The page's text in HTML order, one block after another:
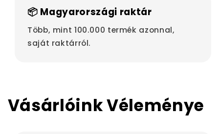
📦 Magyarországi raktár
Több, mint 100.000 termék azonnal,
saját raktárról.
Vásárlóink Véleménye